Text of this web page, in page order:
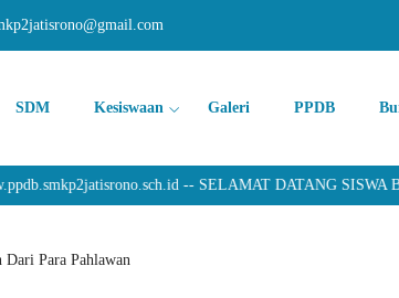
SDM Kesiswaan Galeri PPDB
-- SELAMAT DATANG SISWA BARU
Dari Para Pahlawan